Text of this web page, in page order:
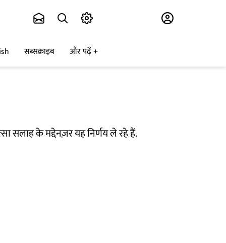
सब्सक्राइब और पढ़ें
सलाह के मद्देनज़र यह निर्णय ले रहे हैं.